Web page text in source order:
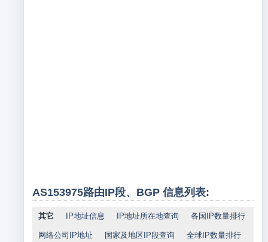
AS153975路由IP段、BGP 信息列表:
其它 IP地址信息 IP地址所在地查询 各国IP数量排行
网络公司IP地址 国家及地区IP段查询 全球IP数量排行